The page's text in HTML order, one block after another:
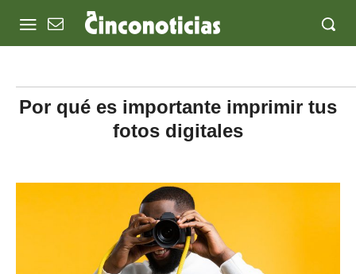
Por qué es importante imprimir tus
fotos digitales